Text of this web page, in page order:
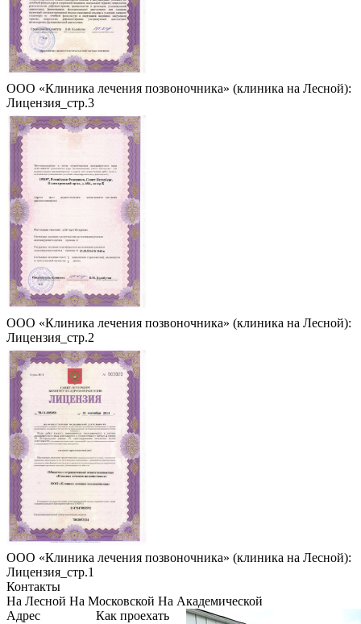
ООО «Клиника лечения позвоночника» (клиника на Лесной):
Лицензия_стр.3
ООО «Клиника лечения позвоночника» (клиника на Лесной):
Лицензия_стр.2
ООО «Клиника лечения позвоночника» (клиника на Лесной):
Лицензия_стр.1
Контакты
На Лесной На Московской На Академической
Адрес
Как проехать